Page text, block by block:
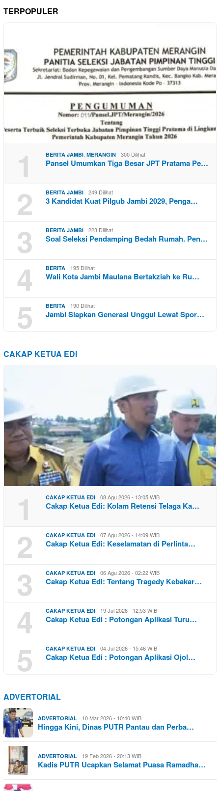
TERPOPULER
1 BERITA JAMBI MERANGIN 300 Dilihat
Pansel Umumkan Tiga Besar JPT Pratama Pe…
2 BERITA JAMBI 249 Dilihat
3 Kandidat Kuat Pilgub Jambi 2029, Penga…
3 BERITA JAMBI 223 Dilihat
Soal Seleksi Pendamping Bedah Rumah. Pen…
4 BERITA 195 Dilihat
Wali Kota Jambi Maulana Bertakziah ke Ru…
5 BERITA 190 Dilihat
Jambi Siapkan Generasi Unggul Lewat Spor…
CAKAP KETUA EDI
1 CAKAP KETUA EDI 08 Agu 2026 - 13:05 WIB
Cakap Ketua Edi: Kolam Retensi Telaga Ka…
2 CAKAP KETUA EDI 07 Agu 2026 - 14:09 WIB
Cakap Ketua Edi: Keselamatan di Perlinta…
3 CAKAP KETUA EDI 06 Agu 2026 - 02:22 WIB
Cakap Ketua Edi: Tentang Tragedy Kebakar…
4 CAKAP KETUA EDI 19 Jul 2026 - 12:53 WIB
Cakap Ketua Edi : Potongan Aplikasi Turu…
5 CAKAP KETUA EDI 04 Jul 2026 - 15:46 WIB
Cakap Ketua Edi : Potongan Aplikasi Ojol…
ADVERTORIAL
ADVERTORIAL 10 Mar 2026 - 10:40 WIB
Hingga Kini, Dinas PUTR Pantau dan Perba…
ADVERTORIAL 19 Feb 2026 - 20:13 WIB
Kadis PUTR Ucapkan Selamat Puasa Ramadha…